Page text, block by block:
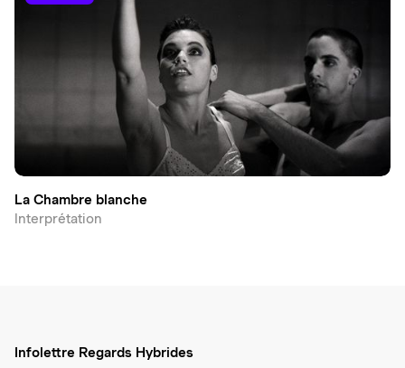
La Chambre blanche
Interprétation
Infolettre Regards Hybrides